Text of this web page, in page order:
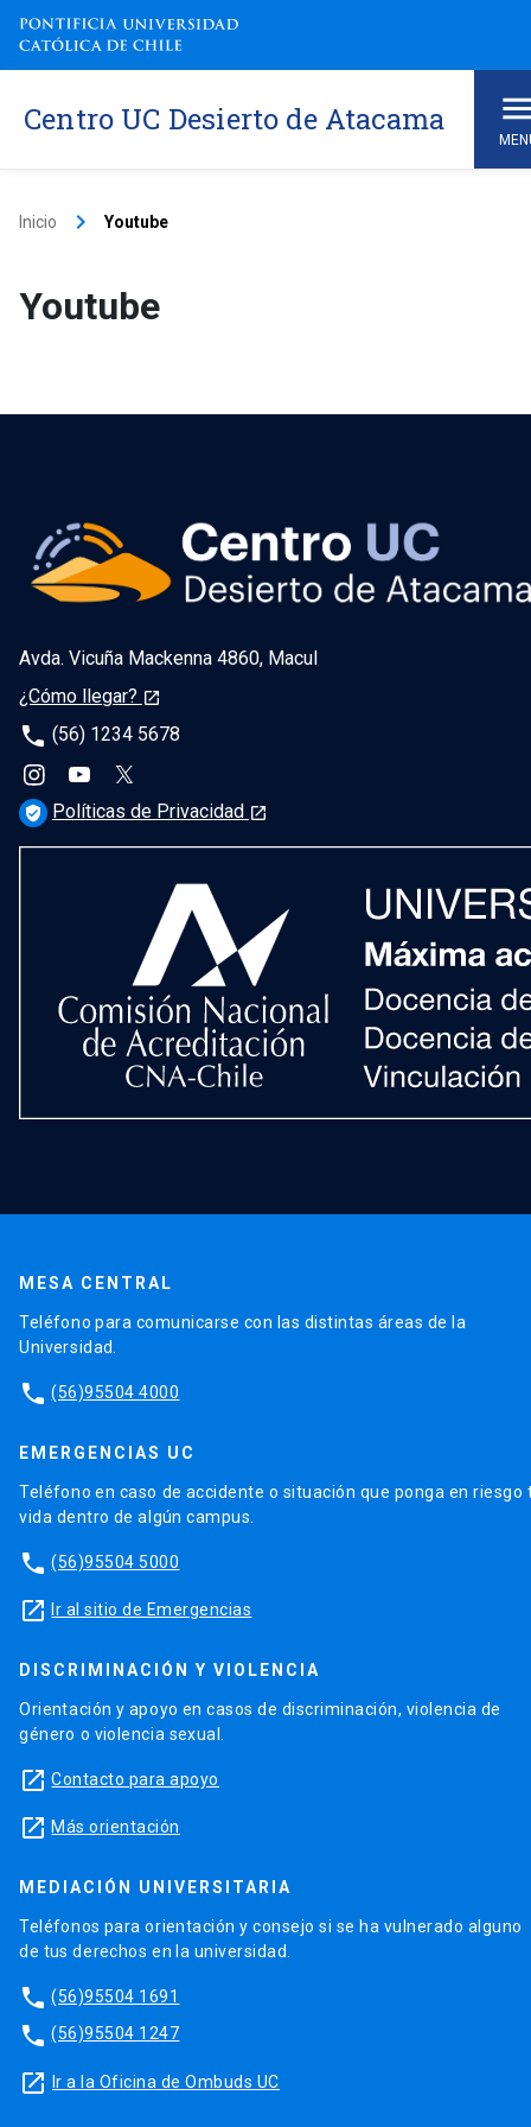
Centro UC Desierto de Atacama
Inicio keyboard_arrow_right Youtube
Youtube
Avda. Vicuña Mackenna 4860, Macul
¿Cómo llegar? launch
phone (56) 1234 5678
verified_user Políticas de Privacidad launch
MESA CENTRAL
Teléfono para comunicarse con las distintas áreas de la
Universidad.
phone (56)95504 4000
EMERGENCIAS UC
Teléfono en caso de accidente o situación que ponga en riesgo
vida dentro de algún campus.
phone (56)95504 5000
launch Ir al sitio de Emergencias
DISCRIMINACIÓN Y VIOLENCIA
Orientación y apoyo en casos de discriminación, violencia de
género o violencia sexual.
launch Contacto para apoyo
launch Más orientación
MEDIACIÓN UNIVERSITARIA
Teléfonos para orientación y consejo si se ha vulnerado alguno
de tus derechos en la universidad.
phone (56)95504 1691
phone (56)95504 1247
launch Ir a la Oficina de Ombuds UC